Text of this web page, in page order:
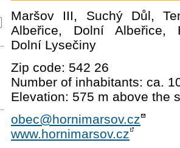
Maršov III, Suchý Důl,
Albeřice, Dolní Albeřice,
Dolní Lysečiny
Zip code: 542 26
Number of inhabitants: ca.
Elevation: 575 m above the
obec@hornimarsov.cz
www.hornimarsov.cz